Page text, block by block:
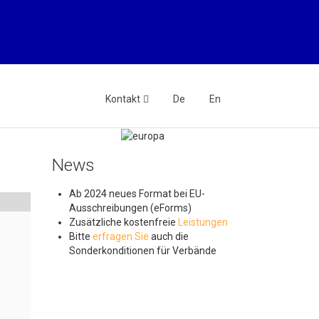
Kontakt De En
News
Ab 2024 neues Format bei EU-
Ausschreibungen (eForms)
Zusätzliche kostenfreie
Leistungen
Bitteerfragen Sieauch die
Sonderkonditionen für Verbände